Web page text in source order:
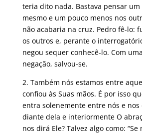
teria dito nada. Bastava pensar
mesmo e um pouco menos nos
não acabaria na cruz. Pedro fê-lo:
os outros e, perante o
negou sequer conhecê-lo. Com
negação, salvou-se.
2. Também nós estamos entre
confiou às Suas mãos. É por isso
entra solenemente entre nós e nos
diante dela e interiormente O
nos dirá Ele? Talvez algo como: